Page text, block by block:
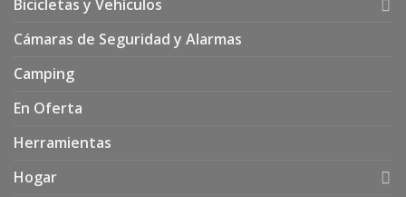
Bicicletas y Vehículos
Cámaras de Seguridad y Alarmas
Camping
En Oferta
Herramientas
Hogar